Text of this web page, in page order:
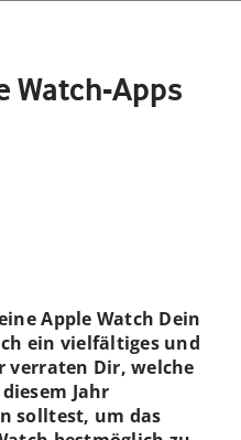
Watch-Apps
Apple Watch Dein
ein vielfältiges und
verraten Dir, welche
Jahr
solltest, um das